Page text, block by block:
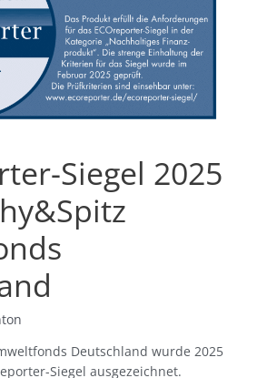
Siegel 2025
Deutschland wurde 2025
Siegel ausgezeichnet.